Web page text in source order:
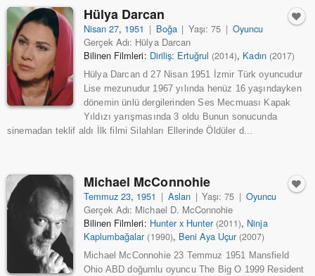
Hülya Darcan
Nisan 27, 1951 | Boğa | Yaşı: 75 | Oyuncu
Gerçek Adı: Hülya Darcan
Bilinen Filmleri: Diriliş: Ertuğrul (2014), Kadın (2017)
Hülya Darcan d 27 Nisan 1951 İzmir Türk oyuncudur
Lise mezunudur 1967 yılında henüz 16 yaşındayken
dönemin ünlü dergilerinden Ses Mecmuası Kapak
Yıldızı yarışmasında 3 oldu Bunun sonucunda
sinemadan teklif aldı İlk filmi Silahları Ellerinde Öldüler d...
Michael McConnohie
Temmuz 23, 1951 | Aslan | Yaşı: 75 | Oyuncu
Gerçek Adı: Michael D. McConnohie
Bilinen Filmleri: Hunter x Hunter (2011), Ninja
Kaplumbağalar (1990), Beni Aya Uçur (2007)
Michael McConnohie 23 Temmuz 1951 Mansfield
Ohio ABD doğumlu oyuncu The Big O 1999 Resident